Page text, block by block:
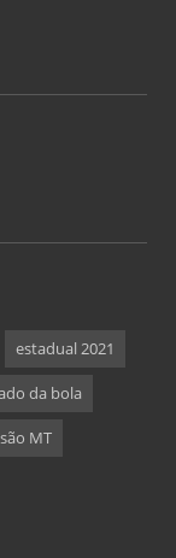
estadual 2021
da bola
MT